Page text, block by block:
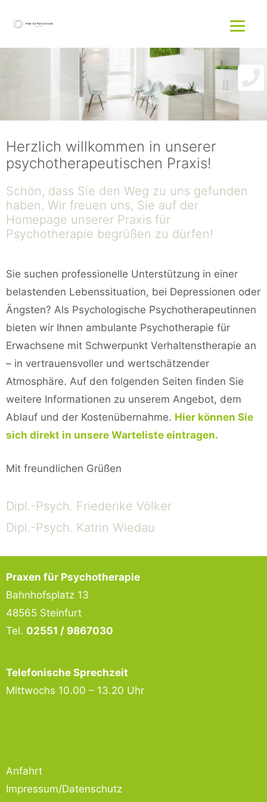
Inhalt
Herzlich willkommen in unserer
psychotherapeutischen Praxis!
Schön, dass Sie den Weg zu uns gefunden
haben. Wir freuen uns, Sie auf der
Homepage unserer Praxis für
Psychotherapie begrüßen zu dürfen!
Sie suchen professionelle Unterstützung in einer
belastenden Lebenssituation, bei Depressionen oder
Ängsten? Als Psychologische Psychotherapeutinnen
bieten wir Ihnen ambulante Psychotherapie für
Erwachsene mit Schwerpunkt Verhaltenstherapie an
– in vertrauensvoller und wertschätzender
Atmosphäre. Auf den folgenden Seiten finden Sie
weitere Informationen zu unserem Angebot, dem
Ablauf und der Kostenübernahme. Hier können Sie
sich direkt in unsere Warteliste eintragen.
Mit freundlichen Grüßen
Dipl.-Psych. Friederike Völker
Dipl.-Psych. Katrin Wiedau
Praxen für Psychotherapie
Bahnhofsplatz 13
48565 Steinfurt
Tel. 02551 / 9867030
Telefonische Sprechzeit
Mittwochs 10.00 – 13.20 Uhr
Anfahrt
Impressum/Datenschutz